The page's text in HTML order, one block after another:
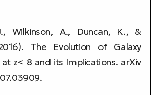
Wilkinson, A., Duncan, K., &
The Evolution of Galaxy
z< 8 and its Implications. arXiv